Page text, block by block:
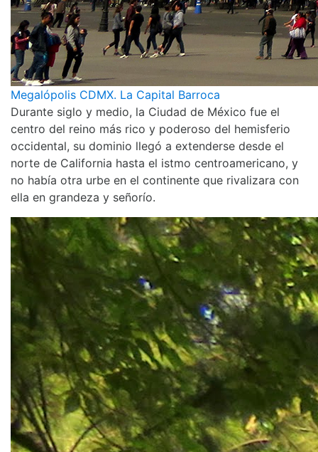
Megalópolis CDMX. La Capital Barroca
Durante siglo y medio, la Ciudad de México fue el
centro del reino más rico y poderoso del hemisferio
occidental, su dominio llegó a extenderse desde el
norte de California hasta el istmo centroamericano, y
no había otra urbe en el continente que rivalizara con
ella en grandeza y señorío.